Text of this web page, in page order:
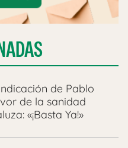
de Pablo
de la sanidad
«¡Basta Ya!»